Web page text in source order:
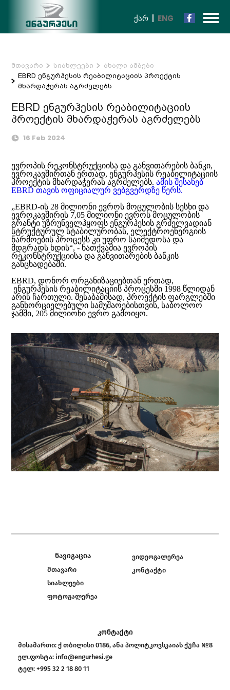
ᲥᲐᲠ ENG
მთავარი სიახლეები
ახალი ამბები
EBRD ენგურჰესის რეაბილიტაციის პროექტის
მხარდაჭერას აგრძელებს
EBRD ენგურჰესის რეაბილიტაციის
პროექტის მხარდაჭერას აგრძელებს
16 Feb 2024
ევროპის რეკონსტრუქციისა და განვითარების ბანკი,
ევროკავშირთან ერთად, ენგურჰესის რეაბილიტაციის
პროექტის მხარდაჭერას აგრძელებს.ამის შესახებ
EBRD თავის ოფიციალურ ვებგვერდზე წერს.
„EBRD-ის 28 მილიონი ევროს მოცულობის სესხი და
ევროკავშირის 7,05 მილიონი ევროს მოცულობის
გრანტი უზრუნველჰყოფს ენგურჰესის გრძელვადიან
სტრუქტურულ სტაბილურობას, ელექტროენერგიის
წარმოების პროცესს კი უფრო საიმედოსა და
მდგრადს ხდის“, - ნათქვამია ევროპის
რეკონსტრუქციისა და განვითარების ბანკის
განცხადებაში.
EBRD, დონორ ორგანიზაციებთან ერთად,
ენგურჰესის რეაბილიტაციის პროცესში 1998 წლიდან
არის ჩართული. შესაბამისად, პროექტის ფარგლებში
განხორციელებული სამუშაოებისთვის, საბოლოო
ჯამში, 205 მილიონი ევრო გამოიყო.
ნავიგაცია
მთავარი
სიახლეები
ფოტოგალერეა
ვიდეოგალერეა
კონტაქტი
კონტაქტი
მისამართი: ქ თბილისი 0186, ანა პოლიტკოვსკაიას ქუჩა №8
ელ.ფოსტა: info@engurhesi.ge
ტელ: +995 32 2 18 80 11